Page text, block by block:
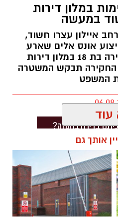
במלון דירות
במעשה
איילון עצרו חשוד,
אונס אלים שארע
זמן קצר קודם לכן בצעירה בת 18 במלון דירות
תבקש המשטרה
המשפט
אותך גם